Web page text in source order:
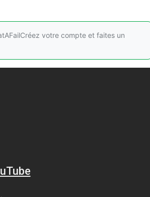
votre compte et faites un